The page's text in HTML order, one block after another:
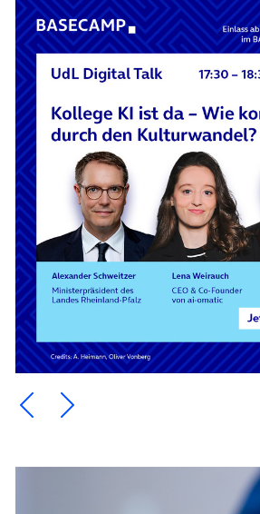
Ein Element zurück blättern
Ein Element weiter blättern